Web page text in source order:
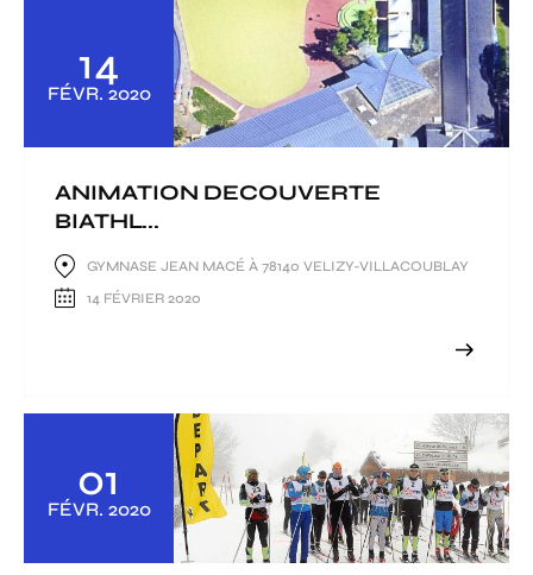
14
FÉVR. 2020
ANIMATION DECOUVERTE
BIATHL...
GYMNASE JEAN MACÉ À 78140 VELIZY-VILLACOUBLAY
14 FÉVRIER 2020
01
FÉVR. 2020